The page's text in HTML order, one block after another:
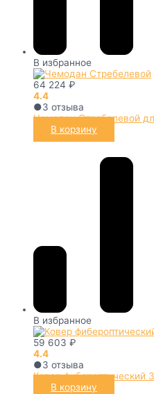
В избранное
64 224 ₽
4.4
●3 отзыва
Чемодан Стребелевой
В корзину
В избранное
59 603 ₽
4.4
●3 отзыва
Ковер фибероптический
В корзину